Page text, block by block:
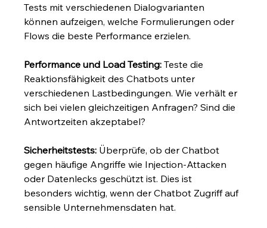
Tests mit verschiedenen Dialogvarianten
können aufzeigen, welche Formulierungen oder
Flows die beste Performance erzielen.
Performance und Load Testing: Teste die
Reaktionsfähigkeit des Chatbots unter
verschiedenen Lastbedingungen. Wie verhält er
sich bei vielen gleichzeitigen Anfragen? Sind die
Antwortzeiten akzeptabel?
Sicherheitstests: Überprüfe, ob der Chatbot
gegen häufige Angriffe wie Injection-Attacken
oder Datenlecks geschützt ist. Dies ist
besonders wichtig, wenn der Chatbot Zugriff auf
sensible Unternehmensdaten hat.